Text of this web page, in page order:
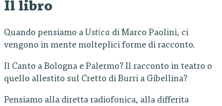
Il libro
Quando pensiamo a Ustica di Marco Paolini, ci
vengono in mente molteplici forme di racconto.
Il Canto a Bologna e Palermo? Il racconto in teatro o
quello allestito sul Cretto di Burri a Gibellina?
Pensiamo alla diretta radiofonica, alla differita